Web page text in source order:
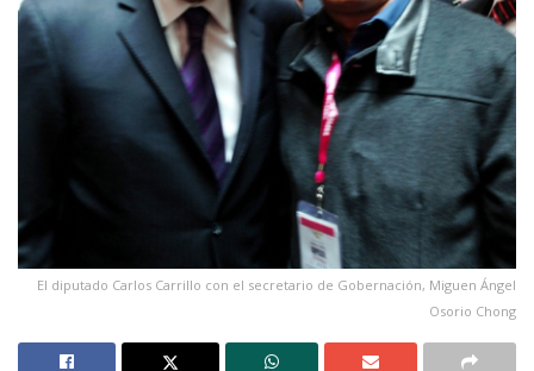
El diputado Carlos Carrillo con el secretario de Gobernación, Miguen Ángel
Osorio Chong